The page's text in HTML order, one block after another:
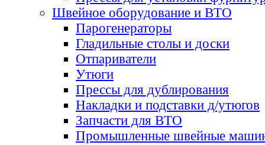
Швейное оборудование и ВТО
Парогенераторы
Гладильные столы и доски
Отпариватели
Утюги
Прессы для дублирования
Накладки и подставки д/утюгов
Запчасти для ВТО
Промышленные швейные